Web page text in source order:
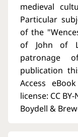
medieval
Particular
of the
of John of
patronage
publication
Access
license: CC BY-
Boydell &